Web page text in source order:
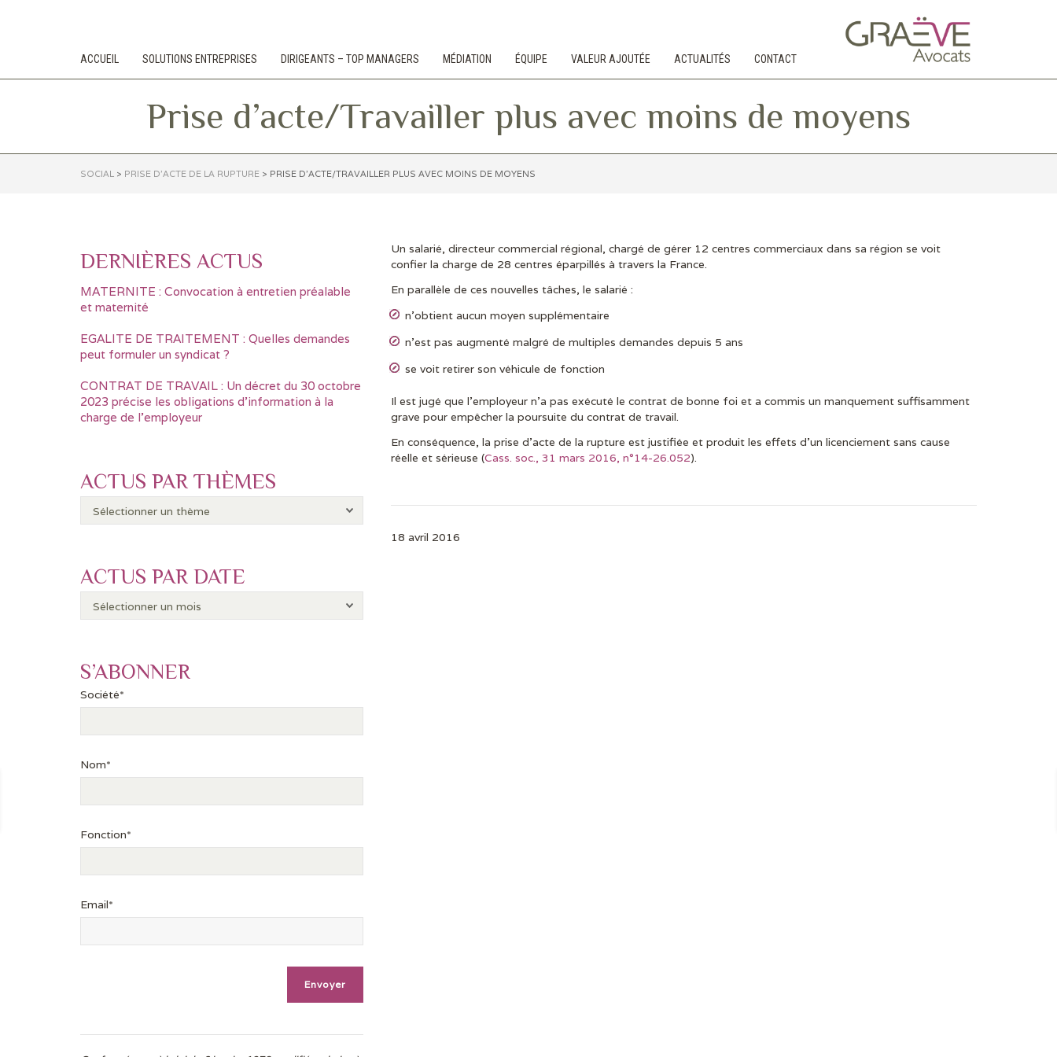
ACCUEIL SOLUTIONS ENTREPRISES DIRIGEANTS – TOP MANAGERS MÉDIATION ÉQUIPE VALEUR AJOUTÉE ACTUALITÉS CONTACT
Prise d’acte/Travailler plus avec moins de moyens
SOCIAL > PRISE D'ACTE DE LA RUPTURE > PRISE D’ACTE/TRAVAILLER PLUS AVEC MOINS DE MOYENS
Un salarié, directeur commercial régional, chargé de gérer 12 centres commerciaux dans sa région se voit
confier la charge de 28 centres éparpillés à travers la France.
En parallèle de ces nouvelles tâches, le salarié :
n’obtient aucun moyen supplémentaire
n’est pas augmenté malgré de multiples demandes depuis 5 ans
se voit retirer son véhicule de fonction
Il est jugé que l’employeur n’a pas exécuté le contrat de bonne foi et a commis un manquement suffisamment
grave pour empêcher la poursuite du contrat de travail.
En conséquence, la prise d’acte de la rupture est justifiée et produit les effets d’un licenciement sans cause
réelle et sérieuse (Cass. soc., 31 mars 2016, n°14-26.052).
18 avril 2016
DERNIÈRES ACTUS
MATERNITE : Convocation à entretien préalable
et maternité
EGALITE DE TRAITEMENT : Quelles demandes
peut formuler un syndicat ?
CONTRAT DE TRAVAIL : Un décret du 30 octobre
2023 précise les obligations d’information à la
charge de l’employeur
ACTUS PAR THÈMES
ACTUS PAR DATE
S’ABONNER
Société*
Nom*
Fonction*
Email*